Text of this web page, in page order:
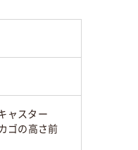
ャスター
ゴの高さ前